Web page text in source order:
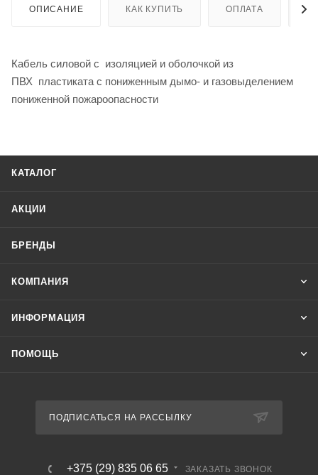
ОПИСАНИЕ КАК КУПИТЬ ОПЛАТА
Кабель силовой с изоляцией и оболочкой из
ПВХ пластиката с пониженным дымо- и газовыделением
пониженной пожароопасности
КАТАЛОГ
АКЦИИ
БРЕНДЫ
КОМПАНИЯ
ИНФОРМАЦИЯ
ПОМОЩЬ
ПОДПИСАТЬСЯ НА РАССЫЛКУ
+375 (29) 835 06 65 ЗАКАЗАТЬ ЗВОНОК